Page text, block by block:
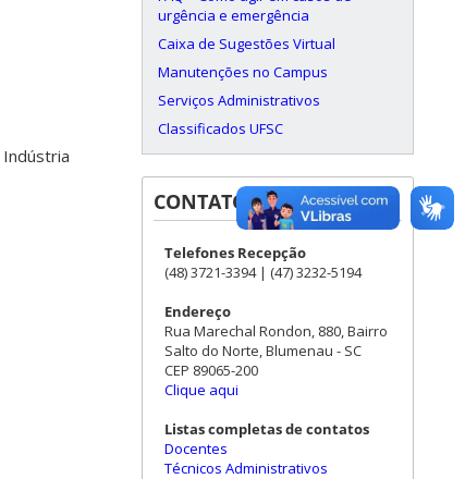
Indústria
urgência e emergência
Caixa de Sugestões Virtual
Manutenções no Campus
Serviços Administrativos
Classificados UFSC
CONTATOS
Telefones Recepção
(48) 3721-3394 | (47) 3232-5194
Endereço
Rua Marechal Rondon, 880, Bairro
Salto do Norte, Blumenau - SC
CEP 89065-200
Clique aqui
Listas completas de contatos
Docentes
Técnicos Administrativos